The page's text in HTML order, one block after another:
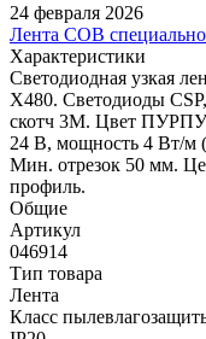
24 февраля 2026
Лента COB
Характеристики
Светодиодная узкая
X480. Светодиоды
скотч 3M. Цвет
24 В, мощность 4 Вт/м
Мин. отрезок 50 мм.
профиль.
Общие
Артикул
046914
Тип товара
Лента
Класс